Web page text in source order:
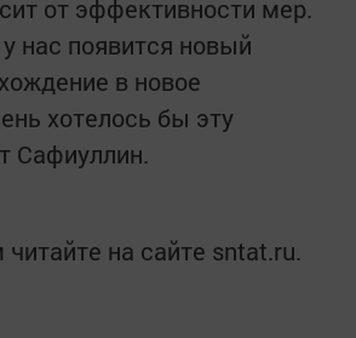
от эффективности мер.
нас появится новый
в новое
хотелось бы эту
Сафиуллин.
на сайте sntat.ru.